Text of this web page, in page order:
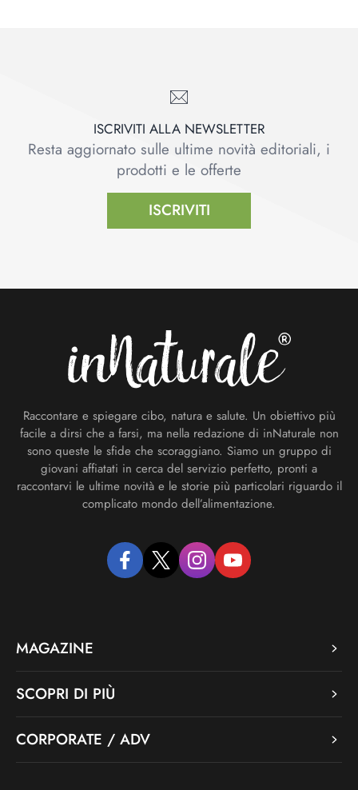
ISCRIVITI ALLA NEWSLETTER
Resta aggiornato sulle ultime novità editoriali, i
prodotti e le offerte
ISCRIVITI
Raccontare e spiegare cibo, natura e salute. Un obiettivo più
facile a dirsi che a farsi, ma nella redazione di inNaturale non
sono queste le sfide che scoraggiano. Siamo un gruppo di
giovani affiatati in cerca del servizio perfetto, pronti a
raccontarvi le ultime novità e le storie più particolari riguardo il
complicato mondo dell’alimentazione.
facebooktwitter instagramyoutube
MAGAZINE
SCOPRI DI PIÙ
CORPORATE / ADV